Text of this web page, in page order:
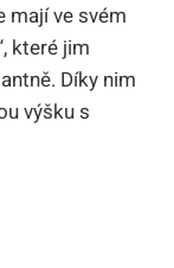
mají ve svém
které jim
Díky nim
výšku s